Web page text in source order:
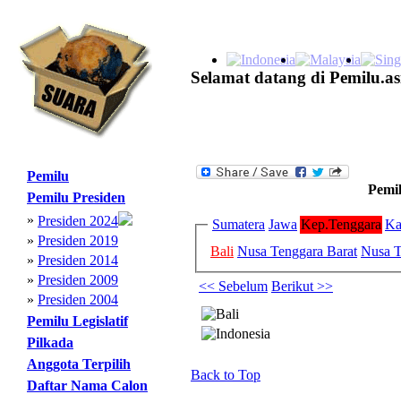
Selamat datang di
Pemilu
Pemilu Presiden
» Presiden 2024
» Presiden 2019
» Presiden 2014
» Presiden 2009
» Presiden 2004
Pemilu Legislatif
Pilkada
Anggota Terpilih
Daftar Nama Calon
Sumatera Jawa Kep.Tenggara
Bali Nusa Tenggara Barat Nusa
<< Sebelum Berikut >>
Back to Top